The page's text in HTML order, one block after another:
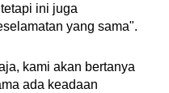
ini juga
yang sama".
kami akan bertanya
ada keadaan